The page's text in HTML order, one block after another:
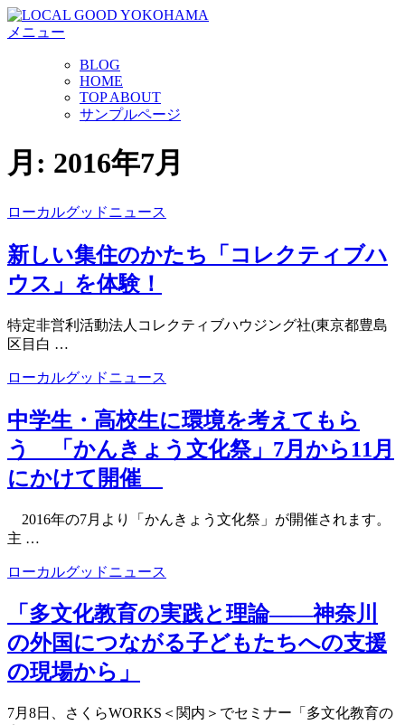
コ
ン
キ
ッ
メニュー
BLOG
HOME
TOP ABOUT
サンプルページ
月: 2016年7月
ローカルグッドニュース
新しい集住のかたち「コレクティブハ
ウス」を体験！
特定非営利活動法人コレクティブハウジング社(東京都豊島
区目白 …
ローカルグッドニュース
中学生・高校生に環境を考えてもら
う 「かんきょう文化祭」7月から11月
にかけて開催
2016年の7月より「かんきょう文化祭」が開催されます。
主 …
ローカルグッドニュース
「多文化教育の実践と理論――神奈川
の外国につながる子どもたちへの支援
の現場から」
7月8日、さくらWORKS＜関内＞でセミナー「多文化教育の